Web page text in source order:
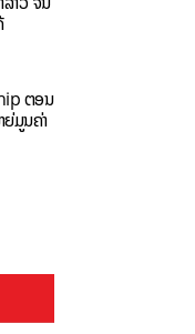
ຕອນ
ມູນຄ່າ